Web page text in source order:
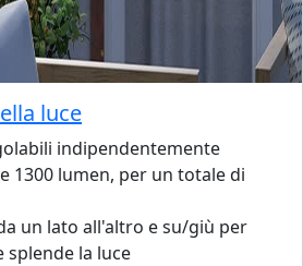
luce
indipendentemente
1300 lumen, per un totale di
un lato all'altro e su/giù per
la luce